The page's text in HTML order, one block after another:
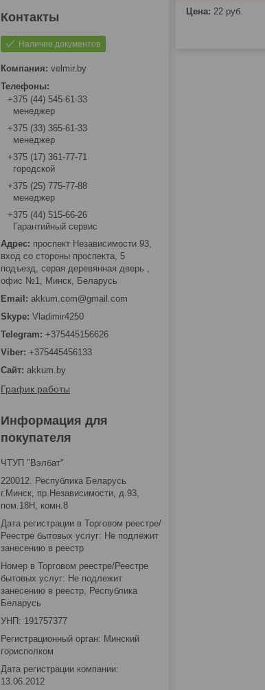
Цена: 22 руб.
Наличие документов
velmir.by
+375 (44) 545-61-33
менеджер
+375 (33) 365-61-33
менеджер
+375 (17) 361-77-71
городской
+375 (25) 775-77-88
менеджер
+375 (44) 515-66-26
Гарантийный сервис
проспект Независимости 93,
вход со стороны проспекта, 5
подъезд, серая деревянная дверь ,
офис №1, Минск, Беларусь
akkum.com@gmail.com
Vladimir4250
+375445156626
+375445456133
akkum.by
График работы
Информация для
покупателя
ЧТУП "Вэлбат"
220012. Республика Беларусь
г.Минск, пр.Независимости, д.93,
пом.18Н, комн.8
Дата регистрации в Торговом реестре/
Реестре бытовых услуг: Не подлежит
занесению в реестр
Номер в Торговом реестре/Реестре
бытовых услуг: Не подлежит
занесению в реестр, Республика
Беларусь
УНП: 191757377
Регистрационный орган: Минский
горисполком
Дата регистрации компании:
13.06.2012